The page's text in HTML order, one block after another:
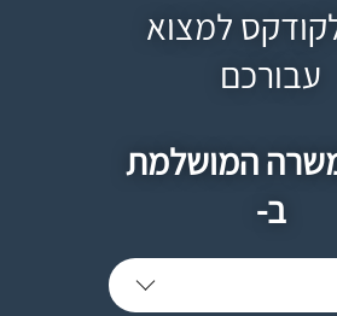
למצוא
עבורכם
המושלמת
ב-